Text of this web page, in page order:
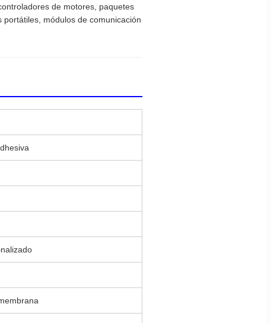
de motores, paquetes
módulos de comunicación